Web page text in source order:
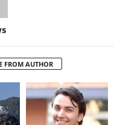
FROM AUTHOR